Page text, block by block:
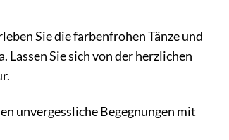
Sie die farbenfrohen Tänze und
Sie sich von der herzlichen
unvergessliche Begegnungen mit